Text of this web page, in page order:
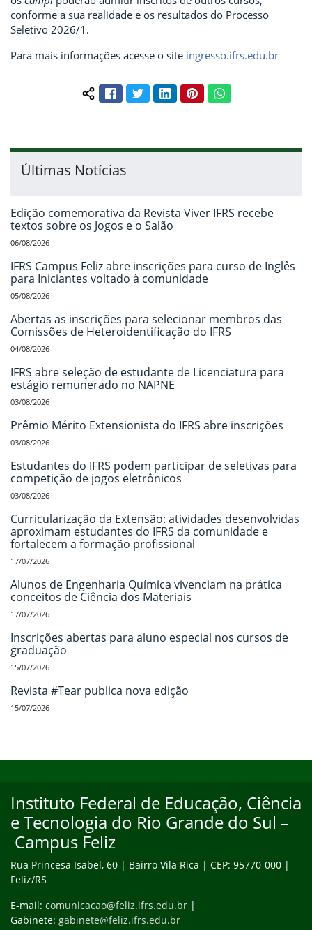
conforme a sua realidade e os resultados do Processo
Seletivo 2026/1.
Para mais informações acesse o site ingresso.ifrs.edu.br
Compartilhar conteúdo:
FacebookTwitterLinkedInPinterestWhatsApp
Últimas Notícias
Edição comemorativa da Revista Viver IFRS recebe
textos sobre os Jogos e o Salão
06/08/2026
IFRS Campus Feliz abre inscrições para curso de Inglês
para Iniciantes voltado à comunidade
05/08/2026
Abertas as inscrições para selecionar membros das
Comissões de Heteroidentificação do IFRS
04/08/2026
IFRS abre seleção de estudante de Licenciatura para
estágio remunerado no NAPNE
03/08/2026
Prêmio Mérito Extensionista do IFRS abre inscrições
03/08/2026
Estudantes do IFRS podem participar de seletivas para
competição de jogos eletrônicos
03/08/2026
Curricularização da Extensão: atividades desenvolvidas
aproximam estudantes do IFRS da comunidade e
fortalecem a formação profissional
17/07/2026
Alunos de Engenharia Química vivenciam na prática
conceitos de Ciência dos Materiais
17/07/2026
Inscrições abertas para aluno especial nos cursos de
graduação
15/07/2026
Revista #Tear publica nova edição
15/07/2026
Instituto Federal de Educação, Ciência
e Tecnologia do Rio Grande do Sul –
Campus Feliz
Rua Princesa Isabel, 60 | Bairro Vila Rica | CEP: 95770-000 |
Feliz/RS
E-mail: comunicacao@feliz.ifrs.edu.br |
Gabinete: gabinete@feliz.ifrs.edu.br